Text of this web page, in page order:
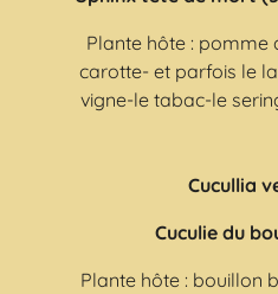
Plante hôte : pomme
carotte- et parfois le
vigne-le tabac-le
Cucullia
Cuculie du
Plante hôte : bouillon